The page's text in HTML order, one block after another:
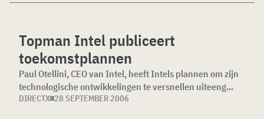
Topman Intel publiceert
toekomstplannen
Paul Otellini, CEO van Intel, heeft Intels plannen om zijn
technologische ontwikkelingen te versnellen uiteeng...
DIRECTX 28 SEPTEMBER 2006